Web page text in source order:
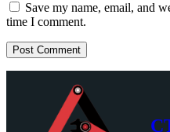
Save my name, email, and
time I comment.